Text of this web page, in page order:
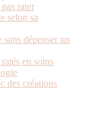
rater
selon sa
dépenser un
en soins
des créations